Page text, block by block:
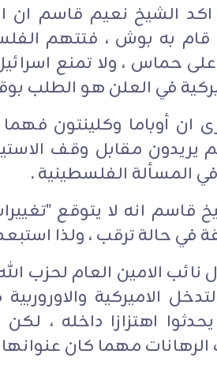
الشيخ نعيم قاسم ان
ما قام به بوش ، فتتهم
حماس ، ولا تمنع
في العلن هو الطلب
ان أوباما وكلينتون
يريدون مقابل وقف
المسألة الفلسطينية .
قاسم انه لا يتوقع
في حالة ترقب ، ولذا
الامين العام لحزب
الاميركية
اهتزازا داخله ،
مهما كان عنوانها